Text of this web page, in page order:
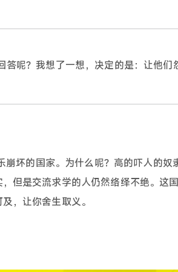
答呢？我想了一想，决定的是：让他们
坏的国家。为什么呢？高的吓人的奴
但是交流求学的人仍然络绎不绝。这
，让你舍生取义。